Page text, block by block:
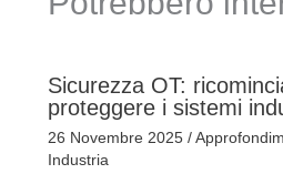
Sicurezza OT:
proteggere i sistemi
26 Novembre 2025 /
Industria